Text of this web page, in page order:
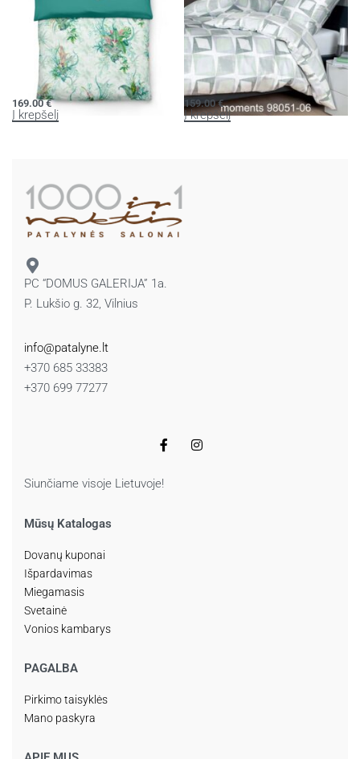
Patalynės komplektas BED ART S
169.00€
Į krepšelį
Patalynės komplektas MOMENTS
159.00€
Į krepšelį
PC “DOMUS GALERIJA” 1a.
P. Lukšio g. 32, Vilnius
info@patalyne.lt
+370 685 33383
+370 699 77277
Siunčiame visoje Lietuvoje!
Mūsų Katalogas
Dovanų kuponai
Išpardavimas
Miegamasis
Svetainė
Vonios kambarys
PAGALBA
Pirkimo taisyklės
Mano paskyra